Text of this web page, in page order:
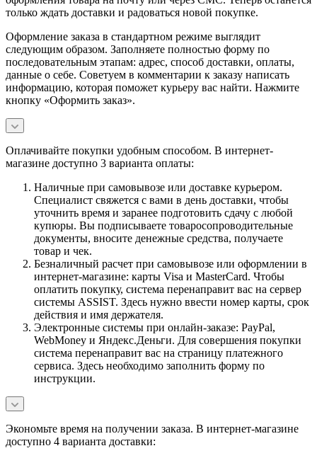
только ждать доставки и радоваться новой покупке.
Оформление заказа в стандартном режиме выглядит
следующим образом. Заполняете полностью форму по
последовательным этапам: адрес, способ доставки, оплаты,
данные о себе. Советуем в комментарии к заказу написать
информацию, которая поможет курьеру вас найти. Нажмите
кнопку «Оформить заказ».
Оплачивайте покупки удобным способом. В интернет-
магазине доступно 3 варианта оплаты:
Наличные при самовывозе или доставке курьером.
Специалист свяжется с вами в день доставки, чтобы
уточнить время и заранее подготовить сдачу с любой
купюры. Вы подписываете товаросопроводительные
документы, вносите денежные средства, получаете
товар и чек.
Безналичный расчет при самовывозе или оформлении в
интернет-магазине: карты Visa и MasterCard. Чтобы
оплатить покупку, система перенаправит вас на сервер
системы ASSIST. Здесь нужно ввести номер карты, срок
действия и имя держателя.
Электронные системы при онлайн-заказе: PayPal,
WebMoney и Яндекс.Деньги. Для совершения покупки
система перенаправит вас на страницу платежного
сервиса. Здесь необходимо заполнить форму по
инструкции.
Экономьте время на получении заказа. В интернет-магазине
доступно 4 варианта доставки: